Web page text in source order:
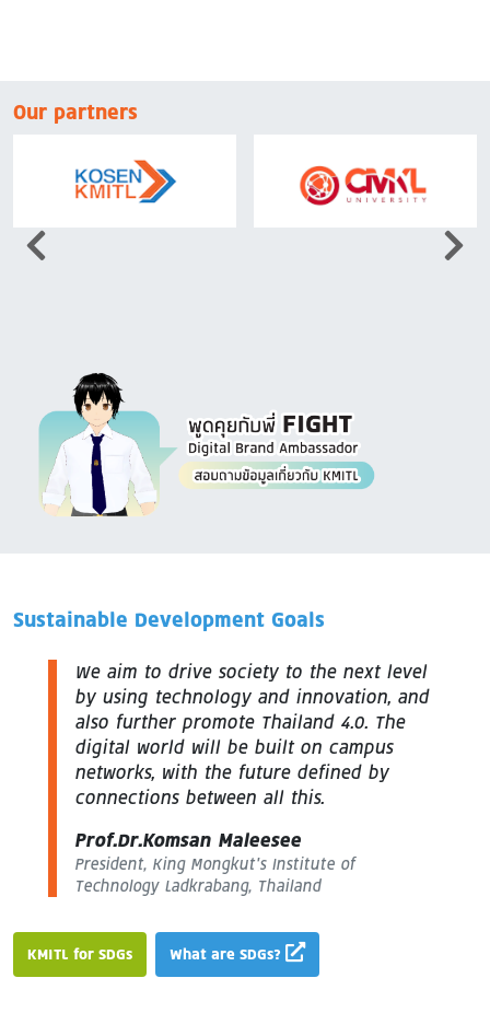
Our partners
Sustainable Development Goals
We aim to drive society to the next level
by using technology and innovation, and
also further promote Thailand 4.0. The
digital world will be built on campus
networks, with the future defined by
connections between all this.
Prof.Dr.Komsan Maleesee
President, King Mongkut’s Institute of
Technology Ladkrabang, Thailand
KMITL for SDGs What are SDGs?